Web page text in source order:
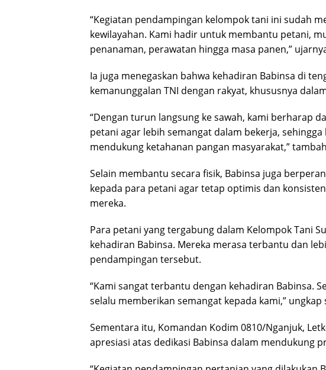
“Kegiatan pendampingan kelompok tani ini sudah
kewilayahan. Kami hadir untuk membantu petani,
penanaman, perawatan hingga masa panen,”
Ia juga menegaskan bahwa kehadiran Babinsa di
kemanunggalan TNI dengan rakyat, khususnya
“Dengan turun langsung ke sawah, kami berharap
petani agar lebih semangat dalam bekerja,
mendukung ketahanan pangan masyarakat,”
Selain membantu secara fisik, Babinsa juga
kepada para petani agar tetap optimis dan
mereka.
Para petani yang tergabung dalam Kelompok Tani
kehadiran Babinsa. Mereka merasa terbantu dan
pendampingan tersebut.
“Kami sangat terbantu dengan kehadiran Babinsa.
selalu memberikan semangat kepada kami,” ungkap
Sementara itu, Komandan Kodim 0810/Nganjuk,
apresiasi atas dedikasi Babinsa dalam mendukung